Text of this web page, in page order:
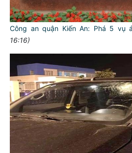
Công an quận Kiến An: Phá 5 vụ
16:16)